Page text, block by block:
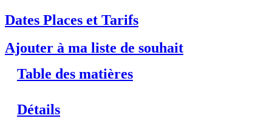
du pays des volcansNiveaux 1 et 2
Dans le Cantal en famille, découvrez l'histoire de l'eau tout en
et 2
Dates Places et Tarifs
Ajouter à ma liste de souhait
Table des matières
Détails